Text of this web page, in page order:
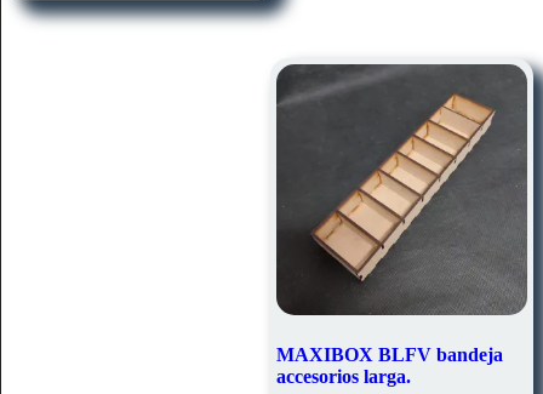
MAXIBOX BLFV bandeja
accesorios larga.